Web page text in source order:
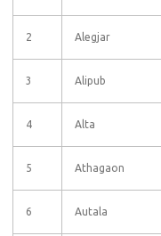
2 Alegjar
3 Alipub
4 Alta
5 Athagaon
6 Autala